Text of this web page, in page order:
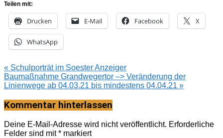
Teilen mit:
Drucken E-Mail Facebook X
WhatsApp
Beitragsnavigation
« Schulporträt im Soester Anzeiger
Baumaßnahme Grandwegertor –> Veränderung der
Linienwege ab 04.03.21 bis mindestens 04.04.21 »
Kommentar hinterlassen
Deine E-Mail-Adresse wird nicht veröffentlicht. Erforderliche
Felder sind mit* markiert